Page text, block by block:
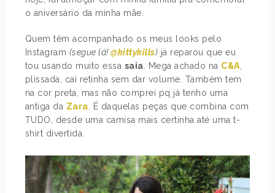
o aniversário da minha mãe.
Quem têm acompanhado os meus looks pelo
Instagram (segue lá!@kittykills) já reparou que eu
tou usando muito essa saia . Mega achado na C&A
plissada, cai retinha sem dar volume. Também tem
na cor preta, mas não comprei pq já tenho uma
antiga da Zara . É daquelas peças que combina com
TUDO, desde uma camisa mais certinha até uma t-
shirt divertida.
HARROD'S